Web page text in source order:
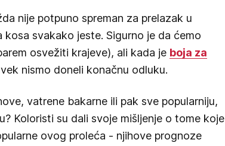
nije potpuno spreman za prelazak u
kosa svakako jeste. Sigurno je da ćemo
osvežiti krajeve), ali kada je boja za
nismo doneli konačnu odluku.
vatrene bakarne ili pak sve popularniju,
Koloristi su dali svoje mišljenje o tome koje
ovog proleća - njihove prognoze